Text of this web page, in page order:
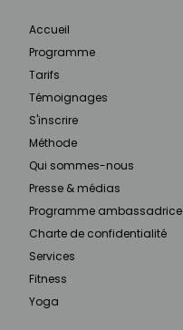
Accueil
Programme
Tarifs
Témoignages
S'inscrire
Méthode
Qui sommes-nous
Presse & médias
Programme ambassadrice
Charte de confidentialité
Services
Fitness
Yoga